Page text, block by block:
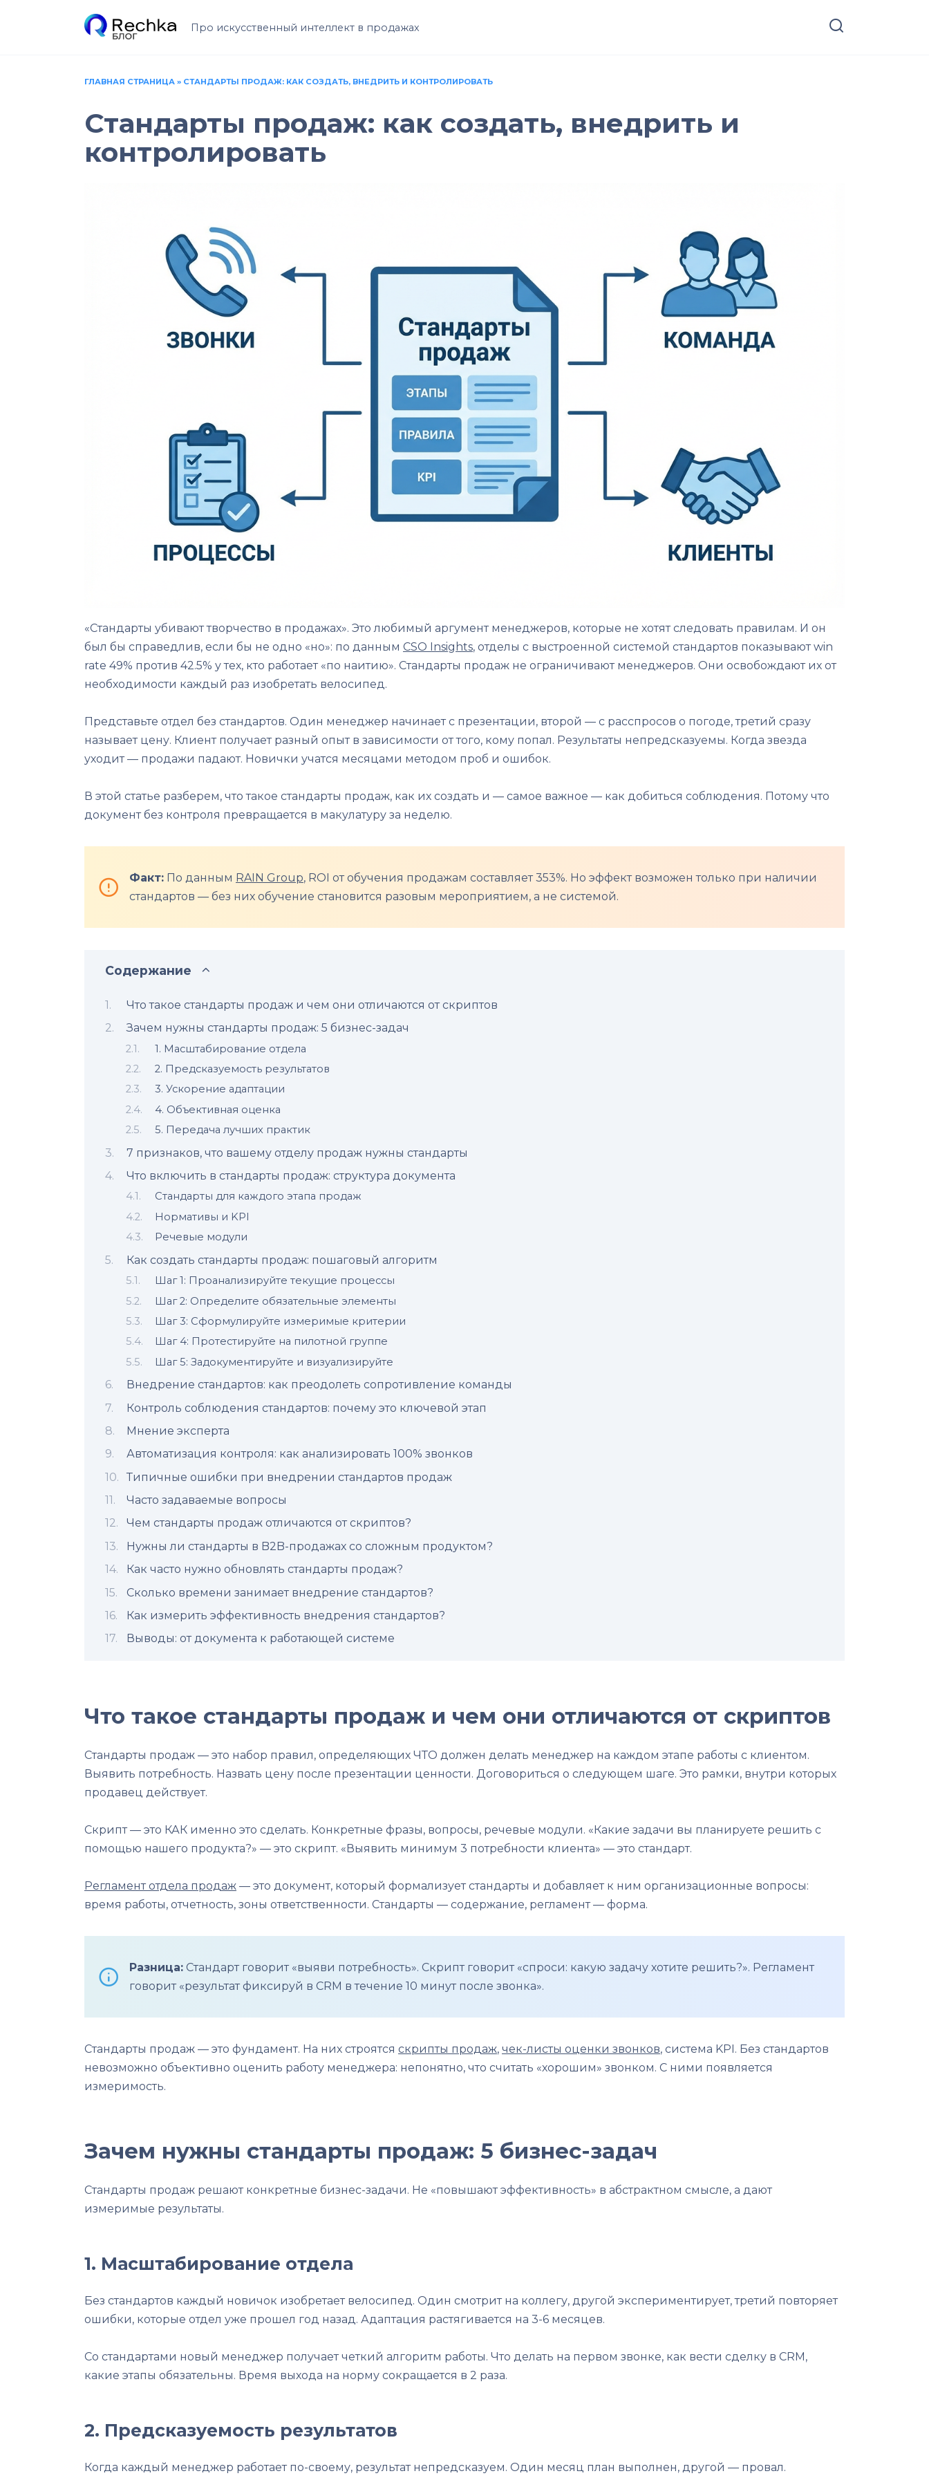
Про искусственный интеллект в продажах
ГЛАВНАЯ СТРАНИЦА » СТАНДАРТЫ ПРОДАЖ: КАК СОЗДАТЬ, ВНЕДРИТЬ И КОНТРОЛИРОВАТЬ
Стандарты продаж: как создать, внедрить и
контролировать
«Стандарты убивают творчество в продажах». Это любимый аргумент менеджеров, которые не хотят следовать правилам. И он
был бы справедлив, если бы не одно «но»: по данным CSO Insights, отделы с выстроенной системой стандартов показывают win
rate 49% против 42.5% у тех, кто работает «по наитию». Стандарты продаж не ограничивают менеджеров. Они освобождают их от
необходимости каждый раз изобретать велосипед.
Представьте отдел без стандартов. Один менеджер начинает с презентации, второй — с расспросов о погоде, третий сразу
называет цену. Клиент получает разный опыт в зависимости от того, кому попал. Результаты непредсказуемы. Когда звезда
уходит — продажи падают. Новички учатся месяцами методом проб и ошибок.
В этой статье разберем, что такое стандарты продаж, как их создать и — самое важное — как добиться соблюдения. Потому что
документ без контроля превращается в макулатуру за неделю.
Факт: По данным RAIN Group, ROI от обучения продажам составляет 353%. Но эффект возможен только при наличии
стандартов — без них обучение становится разовым мероприятием, а не системой.
Содержание
Что такое стандарты продаж и чем они отличаются от скриптов
Зачем нужны стандарты продаж: 5 бизнес-задач
1. Масштабирование отдела
2. Предсказуемость результатов
3. Ускорение адаптации
4. Объективная оценка
5. Передача лучших практик
7 признаков, что вашему отделу продаж нужны стандарты
Что включить в стандарты продаж: структура документа
Стандарты для каждого этапа продаж
Нормативы и KPI
Речевые модули
Как создать стандарты продаж: пошаговый алгоритм
Шаг 1: Проанализируйте текущие процессы
Шаг 2: Определите обязательные элементы
Шаг 3: Сформулируйте измеримые критерии
Шаг 4: Протестируйте на пилотной группе
Шаг 5: Задокументируйте и визуализируйте
Внедрение стандартов: как преодолеть сопротивление команды
Контроль соблюдения стандартов: почему это ключевой этап
Мнение эксперта
Автоматизация контроля: как анализировать 100% звонков
Типичные ошибки при внедрении стандартов продаж
Часто задаваемые вопросы
Чем стандарты продаж отличаются от скриптов?
Нужны ли стандарты в B2B-продажах со сложным продуктом?
Как часто нужно обновлять стандарты продаж?
Сколько времени занимает внедрение стандартов?
Как измерить эффективность внедрения стандартов?
Выводы: от документа к работающей системе
Что такое стандарты продаж и чем они отличаются от скриптов
Стандарты продаж — это набор правил, определяющих ЧТО должен делать менеджер на каждом этапе работы с клиентом.
Выявить потребность. Назвать цену после презентации ценности. Договориться о следующем шаге. Это рамки, внутри которых
продавец действует.
Скрипт — это КАК именно это сделать. Конкретные фразы, вопросы, речевые модули. «Какие задачи вы планируете решить с
помощью нашего продукта?» — это скрипт. «Выявить минимум 3 потребности клиента» — это стандарт.
Регламент отдела продаж — это документ, который формализует стандарты и добавляет к ним организационные вопросы:
время работы, отчетность, зоны ответственности. Стандарты — содержание, регламент — форма.
Разница: Стандарт говорит «выяви потребность». Скрипт говорит «спроси: какую задачу хотите решить?». Регламент
говорит «результат фиксируй в CRM в течение 10 минут после звонка».
Стандарты продаж — это фундамент. На них строятся скрипты продаж, чек-листы оценки звонков, система KPI. Без стандартов
невозможно объективно оценить работу менеджера: непонятно, что считать «хорошим» звонком. С ними появляется
измеримость.
Зачем нужны стандарты продаж: 5 бизнес-задач
Стандарты продаж решают конкретные бизнес-задачи. Не «повышают эффективность» в абстрактном смысле, а дают
измеримые результаты.
1. Масштабирование отдела
Без стандартов каждый новичок изобретает велосипед. Один смотрит на коллегу, другой экспериментирует, третий повторяет
ошибки, которые отдел уже прошел год назад. Адаптация растягивается на 3-6 месяцев.
Со стандартами новый менеджер получает четкий алгоритм работы. Что делать на первом звонке, как вести сделку в CRM,
какие этапы обязательны. Время выхода на норму сокращается в 2 раза.
2. Предсказуемость результатов
Когда каждый менеджер работает по-своему, результат непредсказуем. Один месяц план выполнен, другой — провал.